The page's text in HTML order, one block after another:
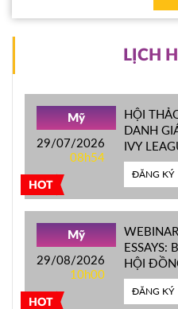
LỊCH
HOT
Mỹ
29/07/2026
08h54
HỘI
DANH
IVY
ĐĂNG KÝ
HOT
Mỹ
29/08/2026
10h00
ESSAYS:
HỘI
ĐẦU MỸ
ĐĂNG KÝ